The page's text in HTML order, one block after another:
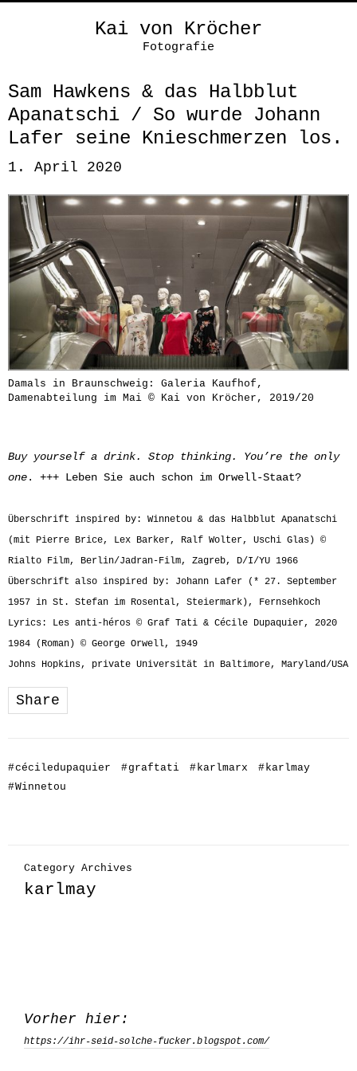
Kai von Kröcher
Fotografie
Sam Hawkens & das Halbblut
Apanatschi / So wurde Johann
Lafer seine Knieschmerzen los.
1. April 2020
Damals in Braunschweig: Galeria Kaufhof,
Damenabteilung im Mai © Kai von Kröcher, 2019/20
Buy yourself a drink. Stop thinking. You’re the only
one. +++ Leben Sie auch schon im Orwell-Staat?
Überschrift inspired by: Winnetou & das Halbblut Apanatschi
(mit Pierre Brice, Lex Barker, Ralf Wolter, Uschi Glas) ©
Rialto Film, Berlin/Jadran-Film, Zagreb, D/I/YU 1966
Überschrift also inspired by: Johann Lafer (* 27. September
1957 in St. Stefan im Rosental, Steiermark), Fernsehkoch
Lyrics: Les anti-héros © Graf Tati & Cécile Dupaquier, 2020
1984 (Roman) © George Orwell, 1949
Johns Hopkins, private Universität in Baltimore, Maryland/USA
Share
#céciledupaquier #graftati # karlmarx # karlmay
#Winnetou
Category Archives
karlmay
Vorher hier:
https://ihr-seid-solche-fucker.blogspot.com/